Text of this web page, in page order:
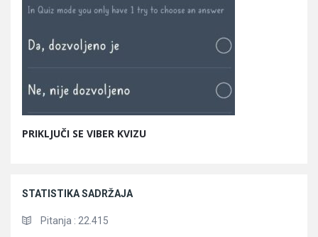
PRIKLJUČI SE VIBER KVIZU
STATISTIKA SADRŽAJA
Pitanja : 22.415